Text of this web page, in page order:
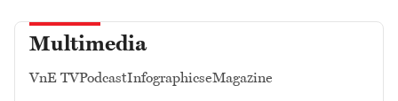
Multimedia
VnE TVPodcastInfographicseMagazine